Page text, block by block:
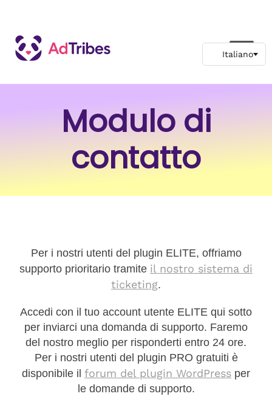
Modulo di
contatto
Per i nostri utenti del plugin ELITE, offriamo
supporto prioritario tramite il nostro sistema di
ticketing.
Accedi con il tuo account utente ELITE qui sotto
per inviarci una domanda di supporto. Faremo
del nostro meglio per risponderti entro 24 ore.
Per i nostri utenti del plugin PRO gratuiti è
disponibile il forum del plugin WordPress per
le domande di supporto.